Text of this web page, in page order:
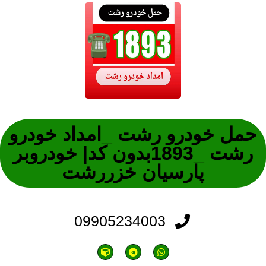
حمل خودرو رشت _امداد خودرو
رشت _1893بدون کد| خودروبر
پارسیان خزررشت
09905234003